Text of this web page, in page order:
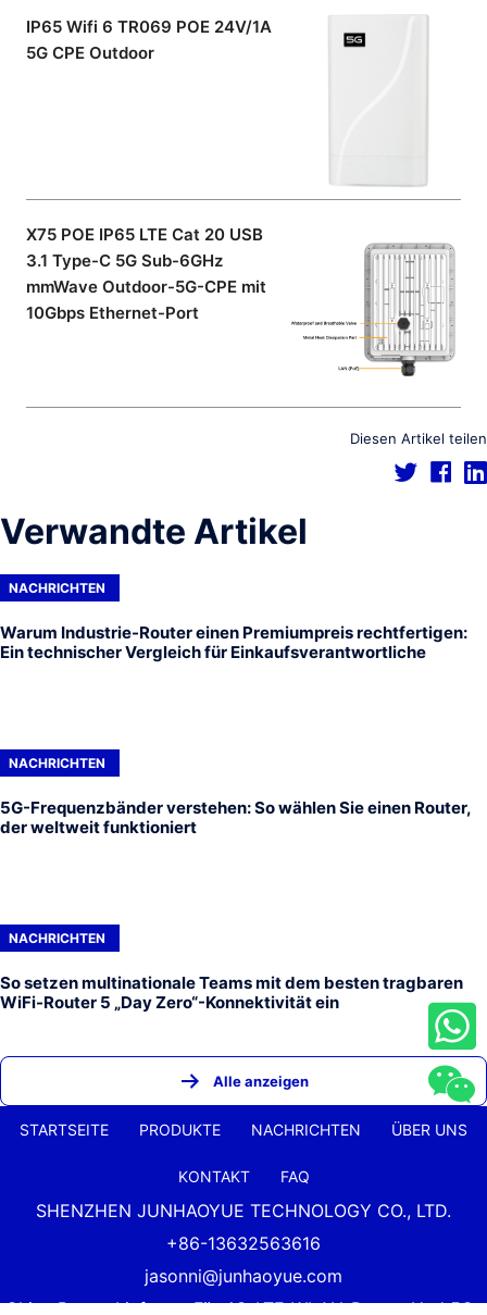
IP65 Wifi 6 TR069 POE 24V/1A
5G CPE Outdoor
X75 POE IP65 LTE Cat 20 USB
3.1 Type-C 5G Sub-6GHz
mmWave Outdoor-5G-CPE mit
10Gbps Ethernet-Port
Diesen Artikel teilen
Verwandte Artikel
NACHRICHTEN
Warum Industrie-Router einen Premiumpreis rechtfertigen:
Ein technischer Vergleich für Einkaufsverantwortliche
NACHRICHTEN
5G-Frequenzbänder verstehen: So wählen Sie einen Router,
der weltweit funktioniert
NACHRICHTEN
So setzen multinationale Teams mit dem besten tragbaren
WiFi-Router 5 „Day Zero“-Konnektivität ein
Alle anzeigen
STARTSEITE PRODUKTE NACHRICHTEN ÜBER UNS
KONTAKT FAQ
SHENZHEN JUNHAOYUE TECHNOLOGY CO., LTD.
+86-13632563616
jasonni@junhaoyue.com
China Bester Lieferant Für 4G-LTE-WLAN-Router Und 5G-